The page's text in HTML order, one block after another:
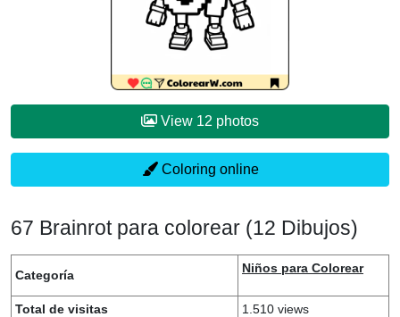
View 12 photos
Coloring online
67 Brainrot para colorear (12 Dibujos)
Categoría Niños para Colorear
Total de visitas
1.510 views